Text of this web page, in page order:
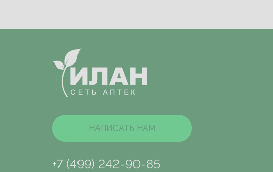
НАПИСАТЬ НАМ
+7 (499) 242-90-85